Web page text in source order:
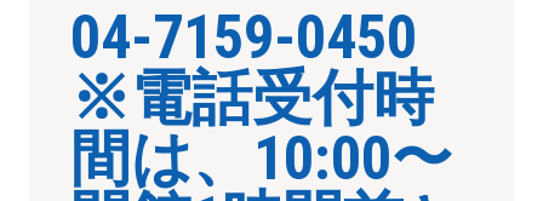
04-7159-0450
※電話受付時
間は、10:00〜